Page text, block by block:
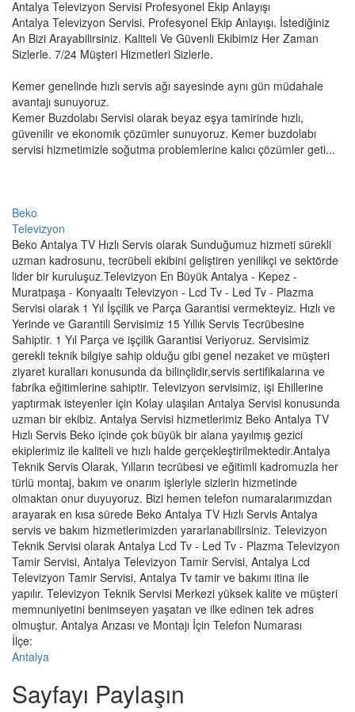
Antalya Televizyon Servisi Profesyonel Ekip Anlayışı
Antalya Televizyon Servisi. Profesyonel Ekip Anlayışı. İstediğiniz
An Bizi Arayabilirsiniz. Kaliteli Ve Güvenli Ekibimiz Her Zaman
Sizlerle. 7/24 Müşteri Hizmetleri Sizlerle.
Kemer genelinde hızlı servis ağı sayesinde aynı gün müdahale
avantajı sunuyoruz.
Kemer Buzdolabı Servisi olarak beyaz eşya tamirinde hızlı,
güvenilir ve ekonomik çözümler sunuyoruz. Kemer buzdolabı
servisi hizmetimizle soğutma problemlerine kalıcı çözümler geti...
Beko
Televizyon
Beko Antalya TV Hızlı Servis olarak Sunduğumuz hizmeti sürekli
uzman kadrosunu, tecrübeli ekibini geliştiren yenilikçi ve sektörde
lider bir kuruluşuz.Televizyon En Büyük Antalya - Kepez -
Muratpaşa - Konyaaltı Televizyon - Lcd Tv - Led Tv - Plazma
Servisi olarak 1 Yıl İşçilik ve Parça Garantisi vermekteyiz. Hızlı ve
Yerinde ve Garantili Servisimiz 15 Yıllık Servis Tecrübesine
Sahiptir. 1 Yıl Parça ve işçilik Garantisi Veriyoruz. Servisimiz
gerekli teknik bilgiye sahip olduğu gibi genel nezaket ve müşteri
ziyaret kuralları konusunda da bilinçlidir,servis sertifikalarına ve
fabrika eğitimlerine sahiptir. Televizyon servisimiz, işi Ehillerine
yaptırmak isteyenler için Kolay ulaşılan Antalya Servisi konusunda
uzman bir ekibiz. Antalya Servisi hizmetlerimiz Beko Antalya TV
Hızlı Servis Beko içinde çok büyük bir alana yayılmış gezici
ekiplerimiz ile kaliteli ve hızlı halde gerçekleştirilmektedir.Antalya
Teknik Servis Olarak, Yılların tecrübesi ve eğitimli kadromuzla her
türlü montaj, bakım ve onarım işleriyle sizlerin hizmetinde
olmaktan onur duyuyoruz. Bizi hemen telefon numaralarımızdan
arayarak en kısa sürede Beko Antalya TV Hızlı Servis Antalya
servis ve bakım hizmetlerimizden yararlanabilirsiniz. Televizyon
Teknik Servisi olarak Antalya Lcd Tv - Led Tv - Plazma Televizyon
Tamir Servisi, Antalya Televizyon Tamir Servisi, Antalya Lcd
Televizyon Tamir Servisi, Antalya Tv tamir ve bakımı itina ile
yapılır. Televizyon Teknik Servisi Merkezi yüksek kalite ve müşteri
memnuniyetini benimseyen yaşatan ve ilke edinen tek adres
olmuştur. Antalya Arızası ve Montajı İçin Telefon Numarası
İlçe:
Antalya
Sayfayı Paylaşın